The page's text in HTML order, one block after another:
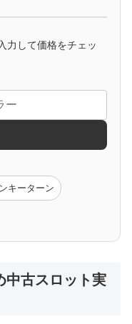
ノ消防隊
力して価格をチェッ
キーターン
中古スロット実